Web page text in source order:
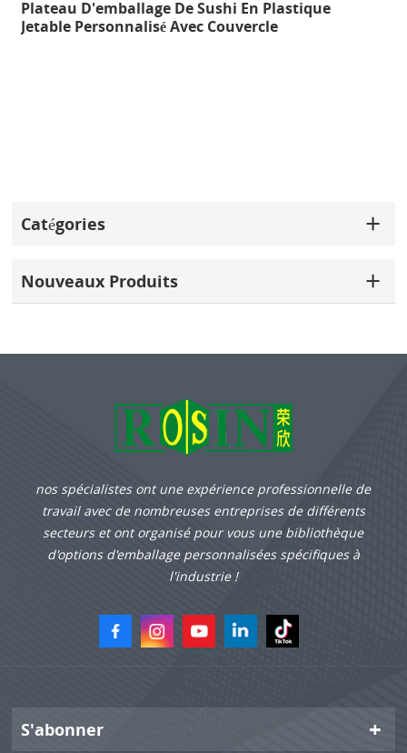
Plateau D'emballage De Sushi En Plastique
Jetable Personnalisé Avec Couvercle
Catégories
Nouveaux Produits
nos spécialistes ont une expérience professionnelle de
travail avec de nombreuses entreprises de différents
secteurs et ont organisé pour vous une bibliothèque
d'options d'emballage personnalisées spécifiques à
l'industrie !
S'abonner